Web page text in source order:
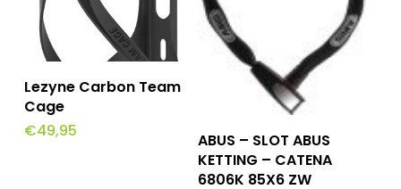
Toevoegen Aan
Lezyne Carbon Team
Cage
€49,95
Toevoegen Aan
Winkelwagen
ABUS – SLOT ABUS
KETTING – CATENA
6806K 85X6 ZW